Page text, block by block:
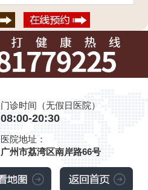
门诊时间（无假日医院）
08:00-20:30
医院地址：
广州市荔湾区南岸路66号